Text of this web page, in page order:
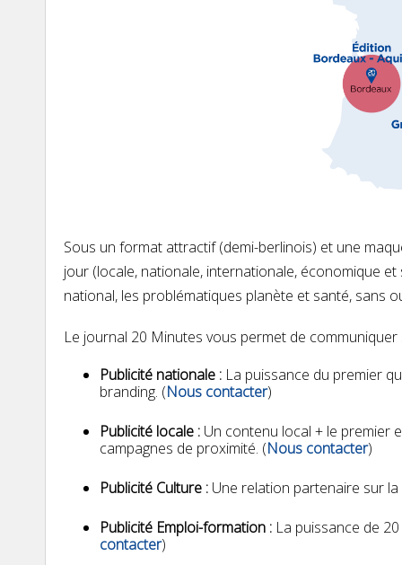
Sous un format attractif (demi-berlinois) et une
jour (locale, nationale, internationale, économique
national, les problématiques planète et santé, sans
Le journal 20 Minutes vous permet de communiquer
Publicité nationale : La puissance du premier
branding. (Nous contacter)
Publicité locale : Un contenu local + le premier
campagnes de proximité. (Nous contacter)
Publicité Culture : Une relation partenaire sur
Publicité Emploi-formation : La puissance de
contacter)